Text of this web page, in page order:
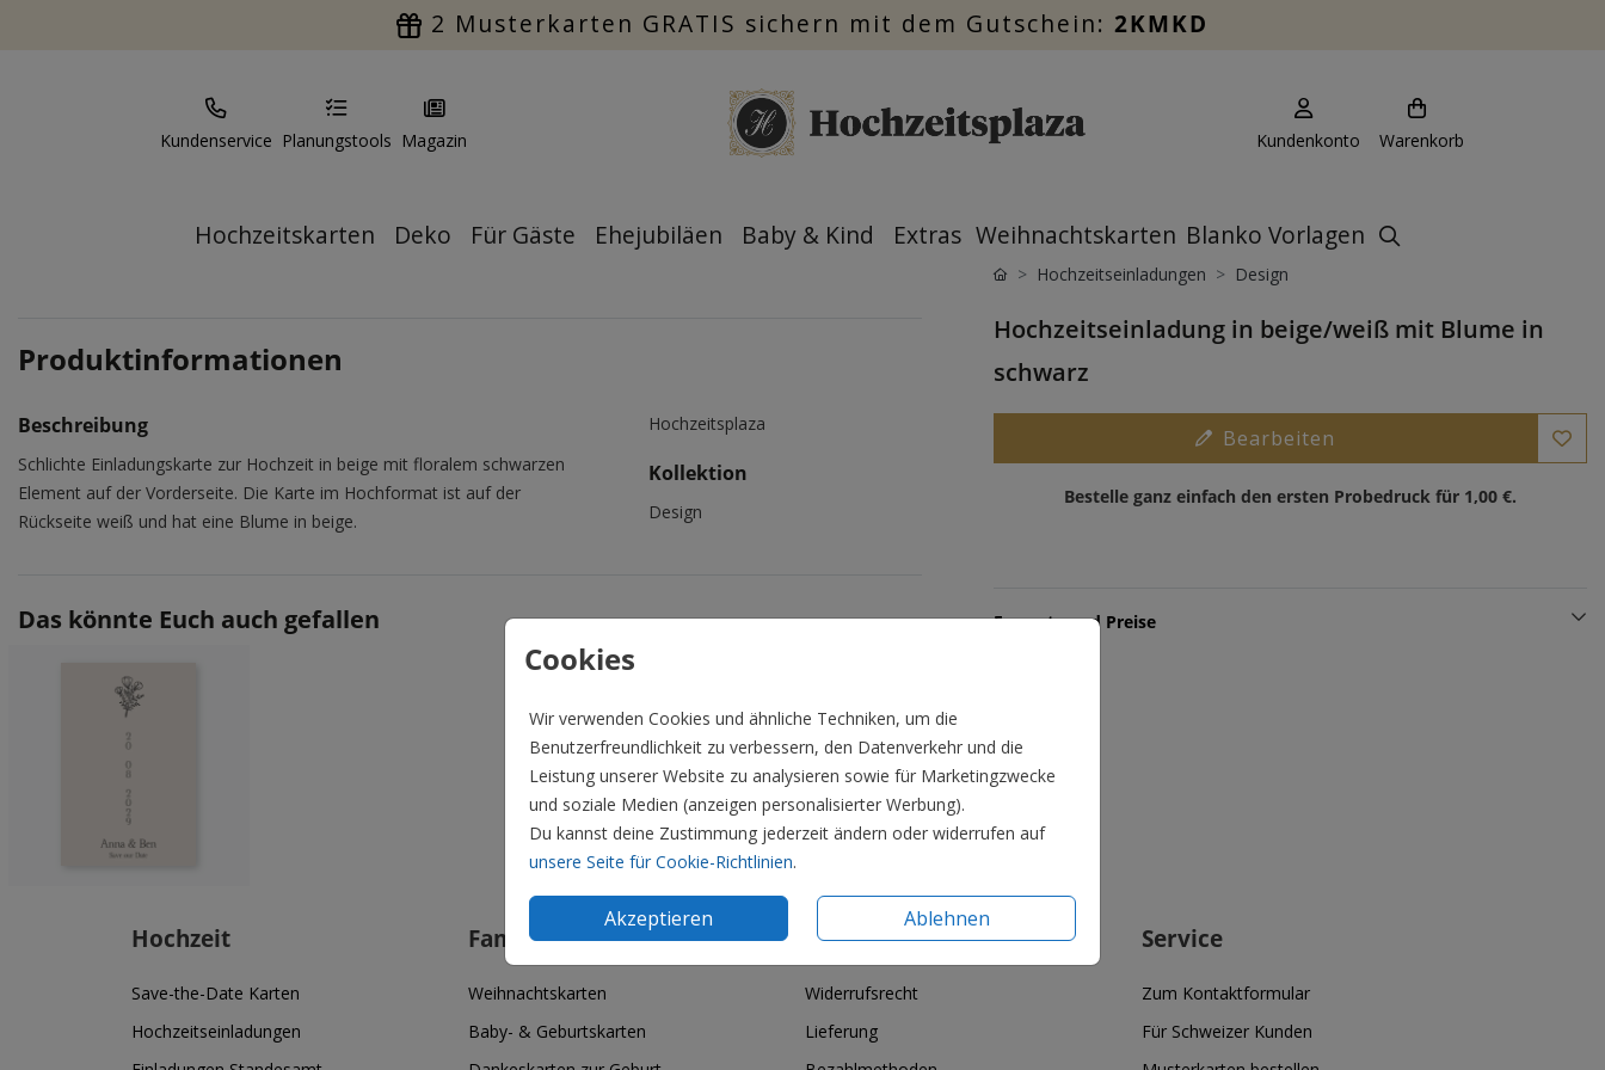
2 Musterkarten GRATIS sichern mit dem Gutschein: 2KMKD
Kundenservice Planungstools Magazin Kundenkonto Warenkorb
Hochzeitskarten Deko Für Gäste Ehejubiläen Baby & Kind Extras Weihnachtskarten Blanko Vorlagen
Cookies
Wir verwenden Cookies und ähnliche Techniken, um die
Benutzerfreundlichkeit zu verbessern, den Datenverkehr und die
Leistung unserer Website zu analysieren sowie für Marketingzwecke
und soziale Medien (anzeigen personalisierter Werbung).
Du kannst deine Zustimmung jederzeit ändern oder widerrufen auf
unsere Seite für Cookie-Richtlinien.
Akzeptieren Ablehnen
Produktinformationen
Beschreibung
Schlichte Einladungskarte zur Hochzeit in beige mit floralem schwarzen
Element auf der Vorderseite. Die Karte im Hochformat ist auf der
Rückseite weiß und hat eine Blume in beige.
Hochzeitsplaza
Kollektion
Design
Das könnte Euch auch gefallen
Hochzeitseinladungen Design
Hochzeitseinladung in beige/weiß mit Blume in
schwarz
Bearbeiten
Bestelle ganz einfach den ersten Probedruck für 1,00 €.
Formate und Preise
Hochzeit
Save-the-Date Karten
Hochzeitseinladungen
Familie & Feiertage
Weihnachtskarten
Baby- & Geburtskarten
Informationen
Widerrufsrecht
Lieferung
Service
Zum Kontaktformular
Für Schweizer Kunden